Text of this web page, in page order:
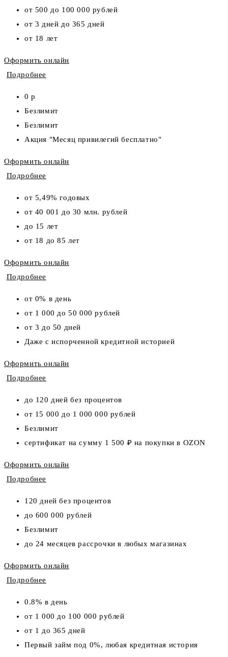
от 500 до 100 000 рублей
от 3 дней до 365 дней
от 18 лет
Оформить онлайн
Подробнее
0 р
Безлимит
Безлимит
Акция "Месяц привилегий бесплатно"
Оформить онлайн
Подробнее
от 5,49% годовых
от 40 001 до 30 млн. рублей
до 15 лет
от 18 до 85 лет
Оформить онлайн
Подробнее
от 0% в день
от 1 000 до 50 000 рублей
от 3 до 50 дней
Даже с испорченной кредитной историей
Оформить онлайн
Подробнее
до 120 дней без процентов
от 15 000 до 1 000 000 рублей
Безлимит
сертификат на сумму 1 500 ₽ на покупки в OZON
Оформить онлайн
Подробнее
120 дней без процентов
до 600 000 рублей
Безлимит
до 24 месяцев рассрочки в любых магазинах
Оформить онлайн
Подробнее
0.8% в день
от 1 000 до 100 000 рублей
от 1 до 365 дней
Первый займ под 0%, любая кредитная история